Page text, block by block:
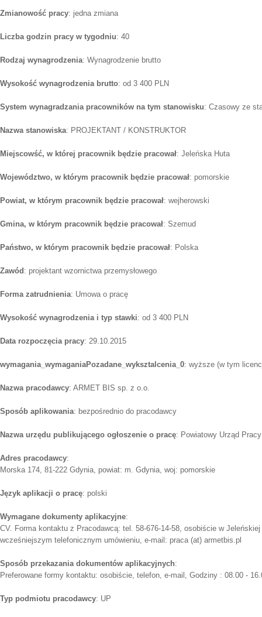
Zmianowość pracy: jedna zmiana
Liczba godzin pracy w tygodniu: 40
Rodzaj wynagrodzenia: Wynagrodzenie brutto
Wysokość wynagrodzenia brutto: od 3 400 PLN
System wynagradzania pracowników na tym stanowisku: Czasowy ze
Nazwa stanowiska: PROJEKTANT / KONSTRUKTOR
Miejscowść, w której pracownik będzie pracował: Jeleńska Huta
Województwo, w którym pracownik będzie pracował: pomorskie
Powiat, w którym pracownik będzie pracował: wejherowski
Gmina, w którym pracownik będzie pracował: Szemud
Państwo, w którym pracownik będzie pracował: Polska
Zawód : projektant wzornictwa przemysłowego
Forma zatrudnienia: Umowa o pracę
Wysokość wynagrodzenia i typ stawki: od 3 400 PLN
Data rozpoczęcia pracy: 29.10.2015
wymagania_wymaganiaPozadane_wyksztalcenia_0: wyższe (w tym
Nazwa pracodawcy: ARMET BIS sp. z o.o.
Sposób aplikowania: bezpośrednio do pracodawcy
Nazwa urzędu publikującego ogłoszenie o pracę: Powiatowy Urząd
Adres pracodawcy:
Morska 174, 81-222 Gdynia, powiat: m. Gdynia, woj: pomorskie
Język aplikacji o pracę: polski
Wymagane dokumenty aplikacyjne:
CV. Forma kontaktu z Pracodawcą: tel. 58-676-14-58, osobiście w
wcześniejszym telefonicznym umówieniu, e-mail: praca (at) armetbis.pl
Sposób przekazania dokumentów aplikacyjnych:
Preferowane formy kontaktu: osobiście, telefon, e-mail, Godziny : 08.00 -
Typ podmiotu pracodawcy: UP